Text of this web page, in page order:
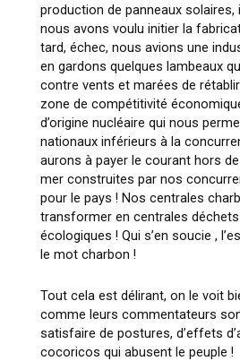
production de panneaux solaires,
nous avons voulu initier la
tard, échec, nous avions une
en gardons quelques lambeaux
contre vents et marées de
zone de compétitivité
d’origine nucléaire qui nous
nationaux inférieurs à la
aurons à payer le courant hors de
mer construites par nos
pour le pays ! Nos centrales
transformer en centrales
écologiques ! Qui s’en soucie ,
le mot charbon !
Tout cela est délirant, on le voit
comme leurs commentateurs
satisfaire de postures, d’effets
cocoricos qui abusent le peuple !